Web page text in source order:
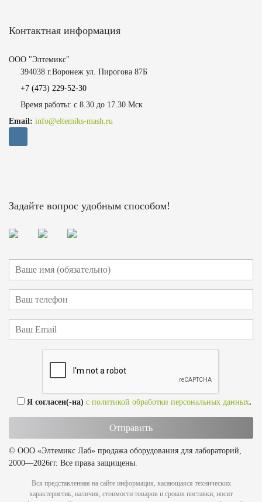
Контактная информация
ООО "Элтемикс"
394038 г.Воронеж ул. Пирогова 87Б
+7 (473) 229-52-30
Время работы: с 8.30 до 17.30 Мск
Email: info@eltemiks-mash.ru
Задайте вопрос удобным способом!
Я согласен(-на) с политикой обработки персональных данных.
© ООО «Элтемикс Лаб» продажа оборудования для лабораторий,
2000—2026гг. Все права защищены.
Вся представленная на сайте информация, касающаяся технических
характеристик, наличия, стоимости товаров и сроков поставки, носит